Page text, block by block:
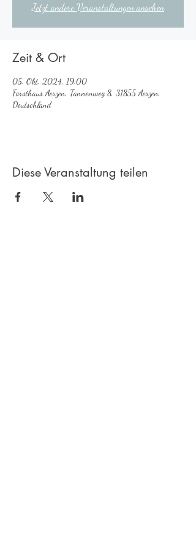
Jetzt andere Veranstaltungen ansehen
Zeit & Ort
05. Okt. 2024, 19:00
Forsthaus Aerzen, Tannenweg 8, 31855 Aerzen,
Deutschland
Diese Veranstaltung teilen